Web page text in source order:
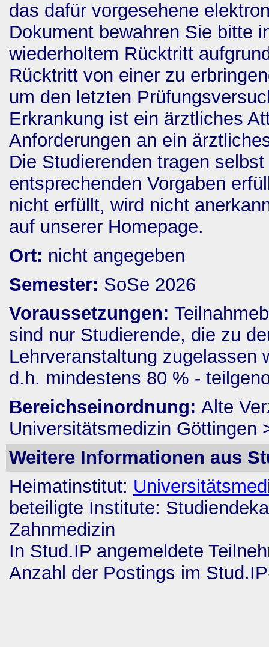
das dafür vorgesehene
Dokument bewahren Sie bitte
wiederholtem Rücktritt
Rücktritt von einer zu
um den letzten
Erkrankung ist ein ärztliches
Anforderungen an ein
Die Studierenden tragen
entsprechenden Vorgaben
nicht erfüllt, wird nicht
auf unserer Homepage.
Ort: nicht angegeben
Semester: SoSe 2026
Voraussetzungen:
sind nur Studierende, die zu
Lehrveranstaltung zugelassen
d.h. mindestens 80 % -
Bereichseinordnung: Alte
Universitätsmedizin Göttingen
Weitere Informationen aus
Heimatinstitut:
beteiligte Institute:
Zahnmedizin
In Stud.IP angemeldete
Anzahl der Postings im